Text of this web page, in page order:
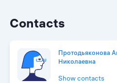
Contacts
Протодьяконова
Николаевна
Show contacts